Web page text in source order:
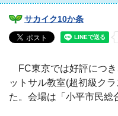
サカイク10か条
FC東京では好評につき
ットサル教室(超初級ク
た。会場は「小平市民総